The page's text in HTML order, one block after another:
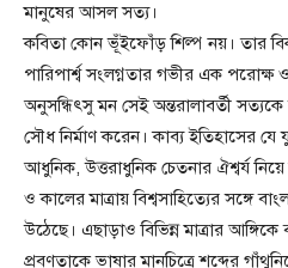
মানুষের আসল সত্য।
কবিতা কোন ভূঁইফোঁড় শিল্প নয়। তার
পারিপার্শ্ব সংলগ্নতার গভীর এক পরোক্ষ
অনুসন্ধিৎসু মন সেই অন্তরালাবর্তী
সৌধ নির্মাণ করেন। কাব্য ইতিহাসের
আধুনিক, উত্তরাধুনিক চেতনার ঐশ্বর্য
ও কালের মাত্রায় বিশ্বসাহিত্যের সঙ্গে
উঠেছে। এছাড়াও বিভিন্ন মাত্রার
প্রবণতাকে ভাষার মানচিত্রে শব্দের